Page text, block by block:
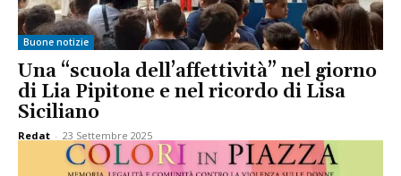
Buone notizie
Una “scuola dell’affettività” nel giorno
di Lia Pipitone e nel ricordo di Lisa
Siciliano
Redat - 23 Settembre 2025